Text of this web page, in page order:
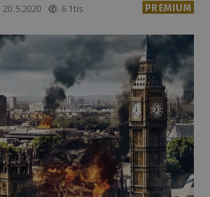
20.5.2020 6.1tis PREMIUM